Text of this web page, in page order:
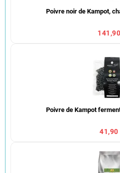
Poivre noir de Kampot,
Poivre de Kampot
41,90